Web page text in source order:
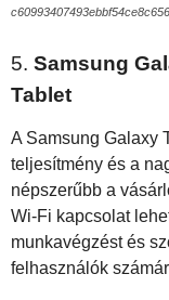
5. Samsung
Tablet
A Samsung Galaxy
teljesítmény és a
népszerűbb a
Wi-Fi kapcsolat
munkavégzést és
felhasználók